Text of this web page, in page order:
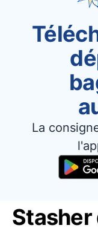
La
Stasher